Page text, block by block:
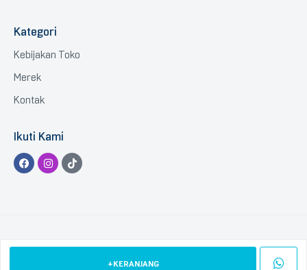
+KERANJANG
Kategori
Kebijakan Toko
Merek
Kontak
Ikuti Kami